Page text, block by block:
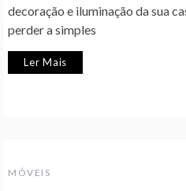
decoração e iluminação da sua
perder a simples
Ler Mais
MÓVEIS